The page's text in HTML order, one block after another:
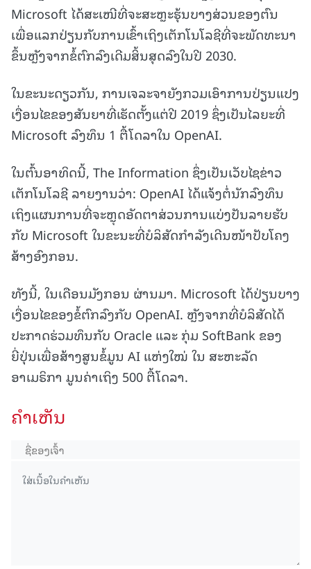
Microsoft ໄດ້ສະເໜີທີ່ຈະສະຫຼະຮຸ້ນບາງສ່ວນຂອງຕົນ
ເພື່ອແລກປ່ຽນກັບການເຂົ້າເຖິງເຕັກໂນໂລຊີທີ່ຈະພັດທະນາ
ຂຶ້ນຫຼັງຈາກຂໍ້ຕົກລົງເດີມສິ້ນສຸດລົງໃນປີ 2030.
ໃນຂະນະດຽວກັນ, ການເຈລະຈາຍັງກວມເອົາການປ່ຽນແປງ
ເງື່ອນໄຂຂອງສັນຍາທີ່ເຮັດຕັ້ງແຕ່ປີ 2019 ຊຶ່ງເປັນໄລຍະທີ່
Microsoft ລົງທຶນ 1 ຕື້ໂດລາໃນ OpenAI.
ໃນຕົ້ນອາທິດນີ້, The Information ຊຶ່ງເປັນເວັບໄຊຂ່າວ
ເຕັກໂນໂລຊີ ລາຍງານວ່າ: OpenAI ໄດ້ແຈ້ງຕໍ່ນັກລົງທຶນ
ເຖິງແຜນການທີ່ຈະຫຼຸດອັດຕາສ່ວນການແບ່ງປັນລາຍຮັບ
ກັບ Microsoft ໃນຂະນະທີ່ບໍລິສັດກຳລັງເດີນໜ້າປັບໂຄງ
ສ້າງອົງກອນ.
ທັງນີ້, ໃນເດືອນມັງກອນ ຜ່ານມາ. Microsoft ໄດ້ປ່ຽນບາງ
ເງື່ອນໄຂຂອງຂໍ້ຕົກລົງກັບ OpenAI. ຫຼັງຈາກທີ່ບໍລິສັດໄດ້
ປະກາດຮ່ວມທຶນກັບ Oracle ແລະ ກຸ່ມ SoftBank ຂອງ
ຍີ່ປຸ່ນເພື່ອສ້າງສູນຂໍ້ມູນ AI ແຫ່ງໃໝ່ ໃນ ສະຫະລັດ
ອາເມຣິກາ ມູນຄ່າເຖິງ 500 ຕື້ໂດລາ.
ຄໍາເຫັນ